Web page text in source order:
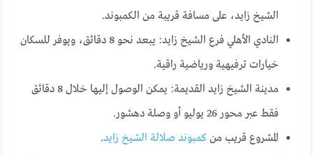
الشيخ زايد، على مسافة قريبة من الكمبوند.
النادي الأهلي فرع الشيخ زايد: يبعد نحو 8 دقائق، ويوفر للسكان
خيارات ترفيهية ورياضية راقية.
مدينة الشيخ زايد القديمة: يمكن الوصول إليها خلال 8 دقائق
فقط عبر محور 26 يوليو أو وصلة دهشور.
المشروع قريب منكمبوند صلالة الشيخ زايد.